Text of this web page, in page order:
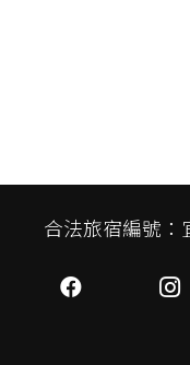
合法旅宿編號：